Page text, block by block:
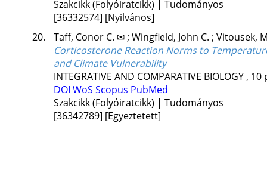
Szakcikk (Folyóiratcikk) | Tudományos
[36332574] [Nyilvános]
20.
Taff, Conor C. ✉; Wingfield, John C. ; Vitousek,
Corticosterone Reaction Norms to
and Climate Vulnerability
INTEGRATIVE AND COMPARATIVE BIOLOGY, 10
DOI WoS Scopus PubMed
Szakcikk (Folyóiratcikk) | Tudományos
[36342789] [Egyeztetett]